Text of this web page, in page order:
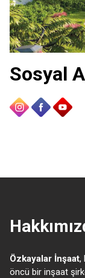
Sosyal
Özkayalar İnşaat,
öncü bir inşaat